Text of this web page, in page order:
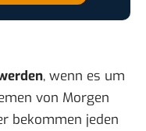
, wenn es um
von Morgen
bekommen jeden